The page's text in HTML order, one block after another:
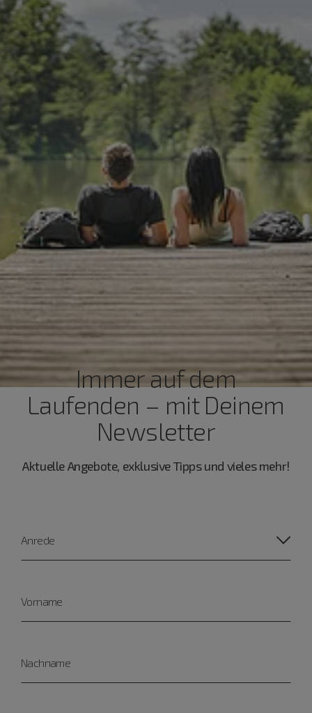
Immer auf dem
Laufenden – mit Deinem
Newsletter
Aktuelle Angebote, exklusive Tipps und vieles mehr!
Anrede
Vorname
Nachname